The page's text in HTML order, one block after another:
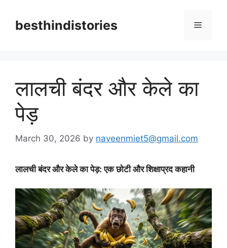
contentbesthindistories Menu
लालची बंदर और केले का
पेड़
March 30, 2026 by naveenmiet5@gmail.com
लालची बंदर और केले का पेड़: एक छोटी और शिक्षाप्रद कहानी